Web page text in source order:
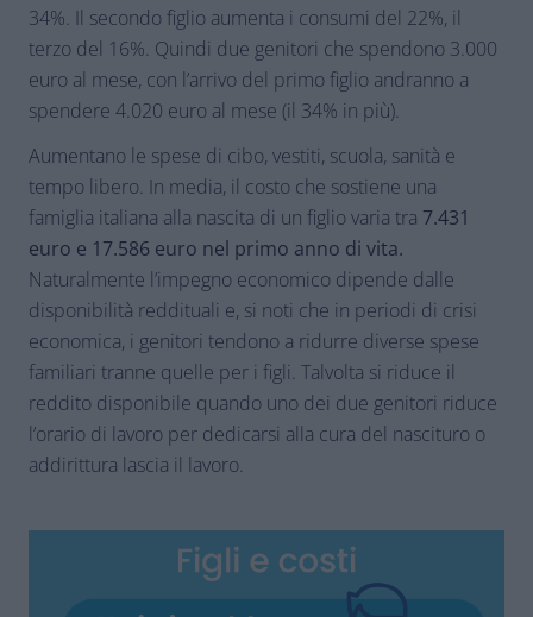
34%. Il secondo figlio aumenta i consumi del 22%, il
terzo del 16%. Quindi due genitori che spendono 3.000
euro al mese, con l’arrivo del primo figlio andranno a
spendere 4.020 euro al mese (il 34% in più).
Aumentano le spese di cibo, vestiti, scuola, sanità e
tempo libero. In media, il costo che sostiene una
famiglia italiana alla nascita di un figlio varia tra 7.431
euro e 17.586 euro nel primo anno di vita.
Naturalmente l’impegno economico dipende dalle
disponibilità reddituali e, si noti che in periodi di crisi
economica, i genitori tendono a ridurre diverse spese
familiari tranne quelle per i figli. Talvolta si riduce il
reddito disponibile quando uno dei due genitori riduce
l’orario di lavoro per dedicarsi alla cura del nascituro o
addirittura lascia il lavoro.